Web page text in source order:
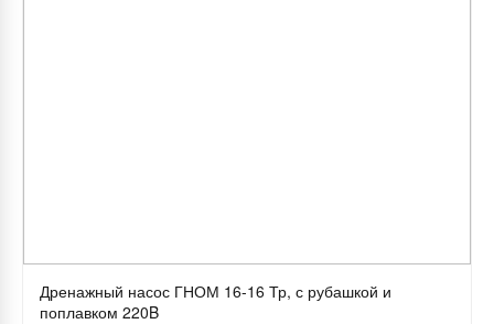
Дренажный насос ГНОМ 16-16 Тр, с рубашкой и
поплавком 220B